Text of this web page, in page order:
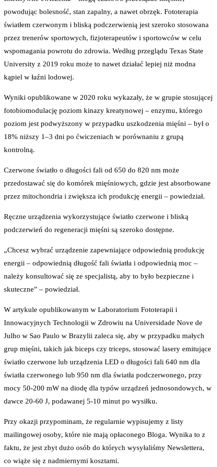
powodując bolesność, stan zapalny, a nawet obrzęk. Fototerapia
światłem czerwonym i bliską podczerwienią jest szeroko stosowana
przez trenerów sportowych, fizjoterapeutów i sportowców w celu
wspomagania powrotu do zdrowia. Według przeglądu Texas State
University z 2019 roku może to nawet działać lepiej niż modna
kąpiel w łaźni lodowej.
Wyniki opublikowane w 2020 roku wykazały, że w grupie stosującej
fotobiomodulację poziom kinazy kreatynowej – enzymu, którego
poziom jest podwyższony w przypadku uszkodzenia mięśni – był o
18% niższy 1–3 dni po ćwiczeniach w porównaniu z grupą
kontrolną.
Czerwone światło o długości fali od 650 do 820 nm może
przedostawać się do komórek mięśniowych, gdzie jest absorbowane
przez mitochondria i zwiększa ich produkcję energii – powiedział.
Ręczne urządzenia wykorzystujące światło czerwone i bliską
podczerwień do regeneracji mięśni są szeroko dostępne.
„Chcesz wybrać urządzenie zapewniające odpowiednią produkcję
energii – odpowiednią długość fali światła i odpowiednią moc –
należy konsultować się ze specjalistą, aby to było bezpieczne i
skuteczne” – powiedział.
W artykule opublikowanym w Laboratorium Fototerapii i
Innowacyjnych Technologii w Zdrowiu na Universidade Nove de
Julho w Sao Paulo w Brazylii zaleca się, aby w przypadku małych
grup mięśni, takich jak biceps czy triceps, stosować lasery emitujące
światło czerwone lub urządzenia LED o długości fali 640 nm dla
światła czerwonego lub 950 nm dla światła podczerwonego, przy
mocy 50-200 mW na diodę dla typów urządzeń jednosondowych, w
dawce 20-60 J, podawanej 5-10 minut po wysiłku.
Przy okazji przypominam, że regularnie wypisujemy z listy
mailingowej osoby, które nie mają opłaconego Bloga. Wynika to z
faktu, że jest zbyt dużo osób do których wysyłaliśmy Newslettera,
co wiąże się z nadmiernymi kosztami.